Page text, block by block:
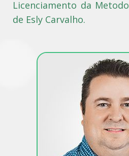
Licenciamento da
de Esly Carvalho.